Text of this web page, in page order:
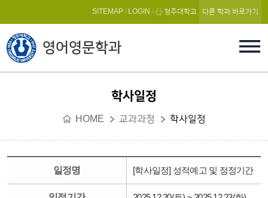
본문 바로가기
영어영문학과
SITEMAP LOGIN 청주대학교 다른 학과 바로가기
학사일정
HOME 교과과정 학사일정
일정명 [학사일정] 성적예고 및 정정기간